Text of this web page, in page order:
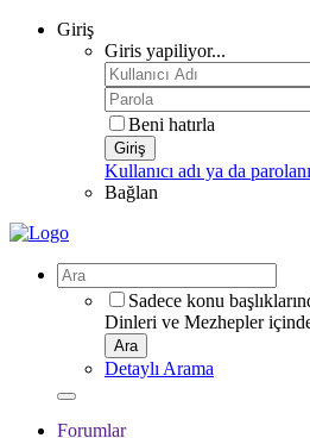
Giriş
Giris yapiliyor...
Beni hatırla
Giriş
Kullanıcı adı ya da
Bağlan
Sadece konu
Dinleri ve Mezhepler
Ara
Detaylı Arama
Forumlar